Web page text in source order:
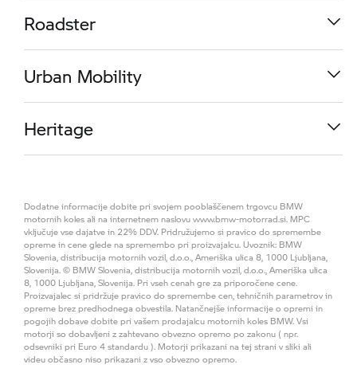
R 1300 GS Adventure
OD22.490,00 €
S 1000 RR
OD27.990,00 €
Roadster
R 1300 R
OD16.490,00 €
Urban Mobility
CE 04
OD12.900,00 €
Heritage
R 18
Dodatne informacije dobite pri svojem pooblaščenem trgovcu BMW
motornih koles ali na internetnem naslovu www.bmw-motorrad.si. MPC
vključuje vse dajatve in 22% DDV. Pridružujemo si pravico do spremembe
opreme in cene glede na spremembo pri proizvajalcu. Uvoznik: BMW
Slovenia, distribucija motornih vozil, d.o.o., Ameriška ulica 8, 1000 Ljubljana,
Slovenija. © BMW Slovenia, distribucija motornih vozil, d.o.o., Ameriška ulica
8, 1000 Ljubljana, Slovenija. Pri vseh cenah gre za priporočene cene.
Proizvajalec si pridržuje pravico do spremembe cen, tehničnih parametrov in
opreme brez predhodnega obvestila. Natančnejše informacije o opremi in
pogojih dobave dobite pri vašem prodajalcu motornih koles BMW. Vsi
motorji so dobavljeni z zahtevano obvezno opremo po zakonu ( npr.
odsevniki pri Euro 4 standardu ). Motorji prikazani na tej strani v sliki ali
videu občasno niso prikazani z vso obvezno opremo.